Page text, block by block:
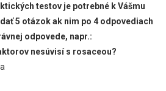
testov je potrebné k Vášmu
5 otázok ak nim po 4 odpovediach
odpovede, napr.:
nesúvisí s rosaceou?